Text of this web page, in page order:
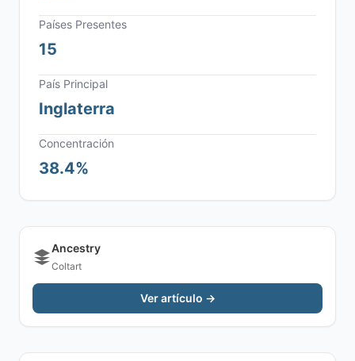
Países Presentes
15
País Principal
Inglaterra
Concentración
38.4%
Ancestry
Coltart
Ver artículo →